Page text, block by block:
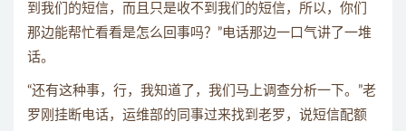
到我们的短信，而且只是收不到我们的短信，所以，你们
那边能帮忙看看是怎么回事吗？”电话那边一口气讲了一堆
话。
“还有这种事，行，我知道了，我们马上调查分析一下。”老
罗刚挂断电话，运维部的同事过来找到老罗，说短信配额